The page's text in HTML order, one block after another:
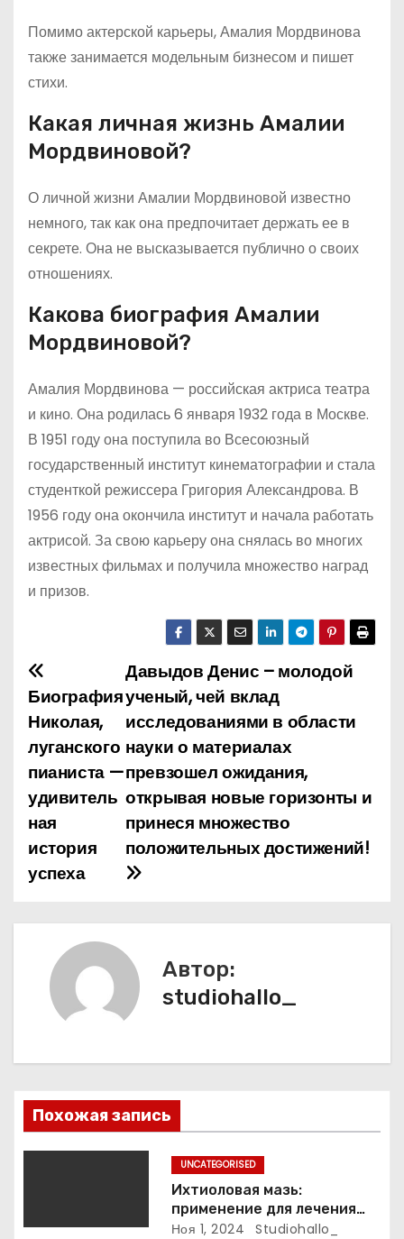
Помимо актерской карьеры, Амалия Мордвинова
также занимается модельным бизнесом и пишет
стихи.
Какая личная жизнь Амалии
Мордвиновой?
О личной жизни Амалии Мордвиновой известно
немного, так как она предпочитает держать ее в
секрете. Она не высказывается публично о своих
отношениях.
Какова биография Амалии
Мордвиновой?
Амалия Мордвинова — российская актриса театра
и кино. Она родилась 6 января 1932 года в Москве.
В 1951 году она поступила во Всесоюзный
государственный институт кинематографии и стала
студенткой режиссера Григория Александрова. В
1956 году она окончила институт и начала работать
актрисой. За свою карьеру она снялась во многих
известных фильмах и получила множество наград
и призов.
Н
а
в
и
г
а
о
з
а
Давыдов Денис – молодой
ученый, чей вклад
исследованиями в области
науки о материалах
превзошел ожидания,
открывая новые горизонты и
принеся множество
положительных достижений!
Биография
Николая,
луганского
пианиста —
удивитель
ная
история
успеха
Автор:
studiohallo_
Похожая запись
UNCATEGORISED
Ихтиоловая мазь:
применение для лечения
фурункулов
Ноя 1, 2024 Studiohallo_